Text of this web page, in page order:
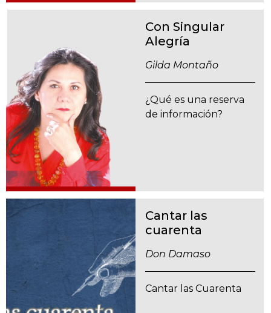
Con Singular
Alegría
Gilda Montaño
¿Qué es una reserva
de información?
Cantar las
cuarenta
Don Damaso
Cantar las Cuarenta